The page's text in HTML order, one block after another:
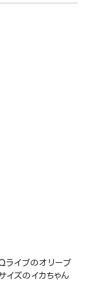
ライブのオリーブ
イズのイカちゃん